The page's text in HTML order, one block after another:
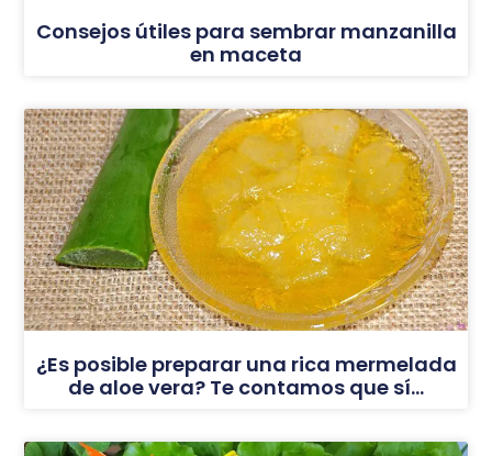
Consejos útiles para sembrar manzanilla
en maceta
¿Es posible preparar una rica mermelada
de aloe vera? Te contamos que sí…